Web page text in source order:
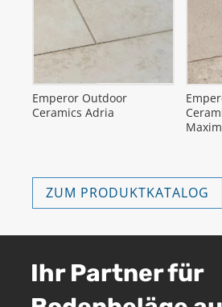
Emperor Outdoor
Ceramics Adria
ZUM PRODUKTKATALOG
Ihr Partner für